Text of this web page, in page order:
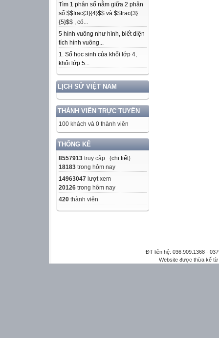
Tìm 1 phân số nằm giữa 2 phân
số $$frac{3}{4}$$ và $$frac{3}
{5}$$ , có...
5 hình vuông như hình, biết diện
tích hình vuông...
1. Số học sinh của khối lớp 4,
khối lớp 5...
LỊCH SỬ VIỆT NAM
THÀNH VIÊN TRỰC TUYẾN
100 khách và 0 thành viên
THỐNG KÊ
8557913 truy cập (chi tiết)
18183 trong hôm nay
14963047 lượt xem
20126 trong hôm nay
420 thành viên
ĐT liên hệ: 036.909.1368 -
Website được thừa kế từ